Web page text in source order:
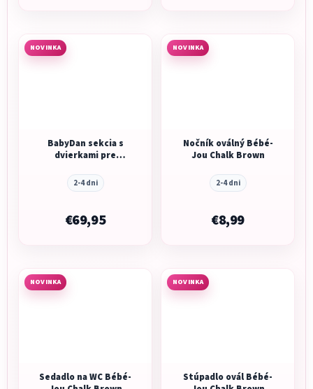
NOVINKA
BabyDan sekcia s
dvierkami pre
Carl, 72 cm čierna
2-4 dni
€69,95
NOVINKA
Nočník oválný Bébé-
Jou Chalk Brown
2-4 dni
€8,99
NOVINKA
Sedadlo na WC Bébé-
NOVINKA
Stúpadlo ovál Bébé-